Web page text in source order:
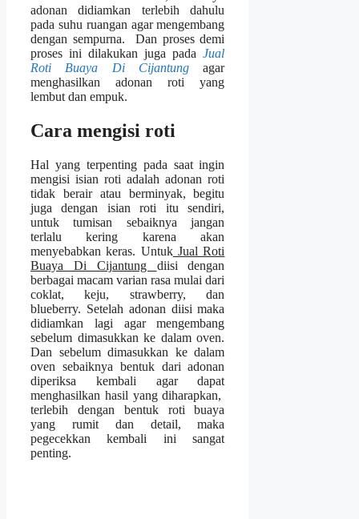
adonan didiamkan terlebih dahulu
pada suhu ruangan agar mengembang
dengan sempurna. Dan proses demi
proses ini dilakukan juga padaJual
Roti Buaya Di Cijantung agar
menghasilkan adonan roti yang
lembut dan empuk.
Cara mengisi roti
Hal yang terpenting pada saat ingin
mengisi isian roti adalah adonan roti
tidak berair atau berminyak, begitu
juga dengan isian roti itu sendiri,
untuk tumisan sebaiknya jangan
terlalu kering karena akan
menyebabkan keras. UntukJual Roti
Buaya Di Cijantung diisi dengan
berbagai macam varian rasa mulai dari
coklat, keju, strawberry, dan
blueberry. Setelah adonan diisi maka
didiamkan lagi agar mengembang
sebelum dimasukkan ke dalam oven.
Dan sebelum dimasukkan ke dalam
oven sebaiknya bentuk dari adonan
diperiksa kembali agar dapat
menghasilkan hasil yang diharapkan,
terlebih dengan bentuk roti buaya
yang rumit dan detail, maka
pegecekkan kembali ini sangat
penting.